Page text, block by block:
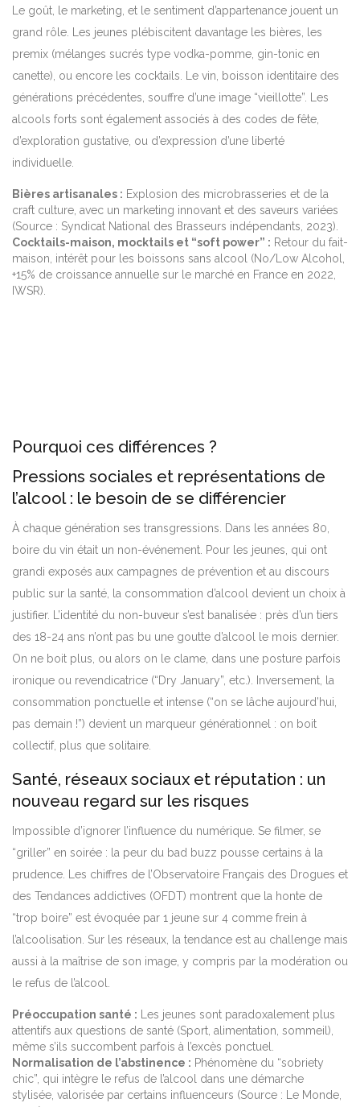
Le goût, le marketing, et le sentiment d’appartenance jouent un
grand rôle. Les jeunes plébiscitent davantage les bières, les
premix (mélanges sucrés type vodka-pomme, gin-tonic en
canette), ou encore les cocktails. Le vin, boisson identitaire des
générations précédentes, souffre d’une image “vieillotte”. Les
alcools forts sont également associés à des codes de fête,
d’exploration gustative, ou d’expression d’une liberté
individuelle.
Bières artisanales : Explosion des microbrasseries et de la
craft culture, avec un marketing innovant et des saveurs variées
(Source : Syndicat National des Brasseurs indépendants, 2023).
Cocktails-maison, mocktails et “soft power” : Retour du fait-
maison, intérêt pour les boissons sans alcool (No/Low Alcohol,
+15% de croissance annuelle sur le marché en France en 2022,
IWSR).
Pourquoi ces différences ?
Pressions sociales et représentations de
l’alcool : le besoin de se différencier
À chaque génération ses transgressions. Dans les années 80,
boire du vin était un non-événement. Pour les jeunes, qui ont
grandi exposés aux campagnes de prévention et au discours
public sur la santé, la consommation d’alcool devient un choix à
justifier. L’identité du non-buveur s’est banalisée : près d’un tiers
des 18-24 ans n’ont pas bu une goutte d’alcool le mois dernier.
On ne boit plus, ou alors on le clame, dans une posture parfois
ironique ou revendicatrice (“Dry January”, etc.). Inversement, la
consommation ponctuelle et intense (“on se lâche aujourd’hui,
pas demain !”) devient un marqueur générationnel : on boit
collectif, plus que solitaire.
Santé, réseaux sociaux et réputation : un
nouveau regard sur les risques
Impossible d’ignorer l’influence du numérique. Se filmer, se
“griller” en soirée : la peur du bad buzz pousse certains à la
prudence. Les chiffres de l’Observatoire Français des Drogues et
des Tendances addictives (OFDT) montrent que la honte de
“trop boire” est évoquée par 1 jeune sur 4 comme frein à
l’alcoolisation. Sur les réseaux, la tendance est au challenge mais
aussi à la maîtrise de son image, y compris par la modération ou
le refus de l’alcool.
Préoccupation santé : Les jeunes sont paradoxalement plus
attentifs aux questions de santé (Sport, alimentation, sommeil),
même s’ils succombent parfois à l’excès ponctuel.
Normalisation de l’abstinence : Phénomène du “sobriety
chic”, qui intègre le refus de l’alcool dans une démarche
stylisée, valorisée par certains influenceurs (Source : Le Monde,